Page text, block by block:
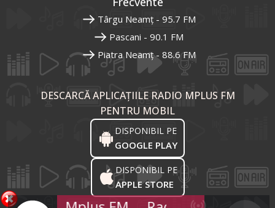
Târgu Neamț - 95.7 FM
Pascani - 90.1 FM
Piatra Neamț - 88.6 FM
DESCARCĂ APLICAȚIILE RADIO MPLUS FM
PENTRU MOBIL
DISPONIBIL PE
GOOGLE PLAY
DISPONIBIL PE
APPLE STORE